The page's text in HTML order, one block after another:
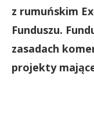
z rumuńskim
Funduszu.
zasadach
projekty